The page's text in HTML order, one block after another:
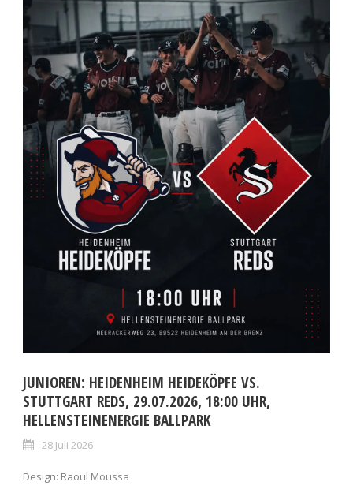
JUNIOREN: HEIDENHEIM HEIDEKÖPFE VS.
STUTTGART REDS, 29.07.2026, 18:00 UHR,
HELLENSTEINENERGIE BALLPARK
28 Juli 2026
Design: Raoul Moussa